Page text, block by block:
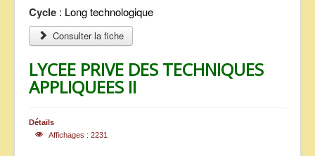
Cycle : Long technologique
Consulter la fiche
LYCEE PRIVE DES TECHNIQUES
APPLIQUEES II
Détails
Affichages : 2231